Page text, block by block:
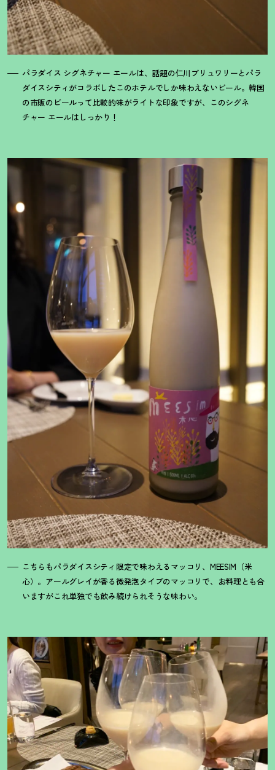
パラダイス シグネチャー エールは、話題の仁川ブリュワリーとパラ
ダイスシティがコラボしたこのホテルでしか味わえないビール。韓国
の市販のビールって比較的味がライトな印象ですが、このシグネ
チャー エールはしっかり ！
こちらもパラダイスシティ限定で味わえるマッコリ、MEESIM（米
心）。アールグレイが香る微発泡タイプのマッコリで、お料理とも合
いますがこれ単独でも飲み続けられそうな味わい。